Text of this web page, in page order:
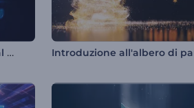
Animazione rapida del logo al neon